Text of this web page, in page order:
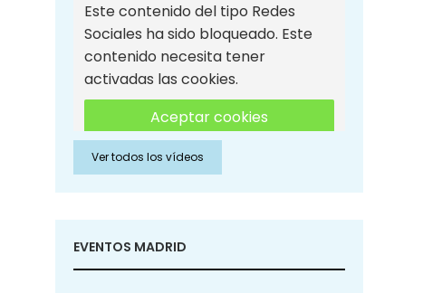
Este contenido del tipo Redes
Sociales ha sido bloqueado. Este
contenido necesita tener
activadas las cookies.
Aceptar cookies
Aceptar cookies de Redes
Sociales
Ver todos los vídeos
EVENTOS MADRID